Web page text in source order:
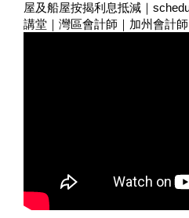
屋及船屋按揭利息抵減｜
講堂｜灣區會計師｜加州會計